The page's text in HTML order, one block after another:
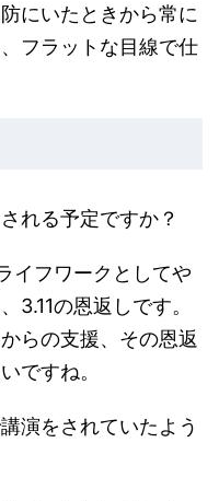
にいたときから常に
フラットな目線で仕
れる予定ですか？
イフワークとしてや
3.11の恩返しです。
らの支援、その恩返
ですね。
演をされていたよう